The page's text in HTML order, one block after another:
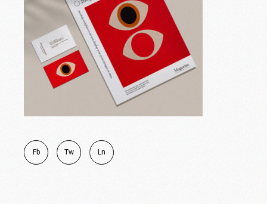
Fb Tw Ln